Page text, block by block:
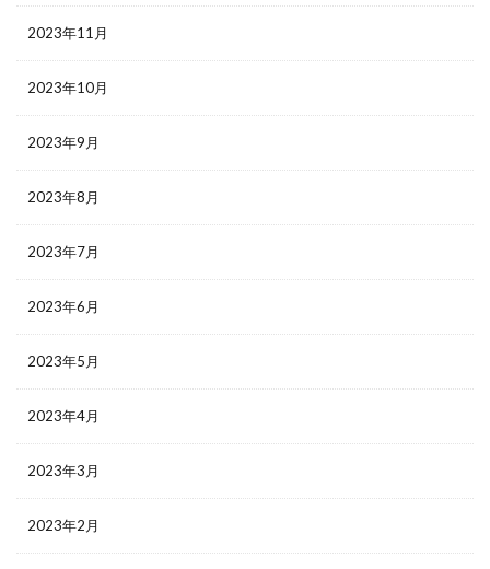
2023年11月
2023年10月
2023年9月
2023年8月
2023年7月
2023年6月
2023年5月
2023年4月
2023年3月
2023年2月